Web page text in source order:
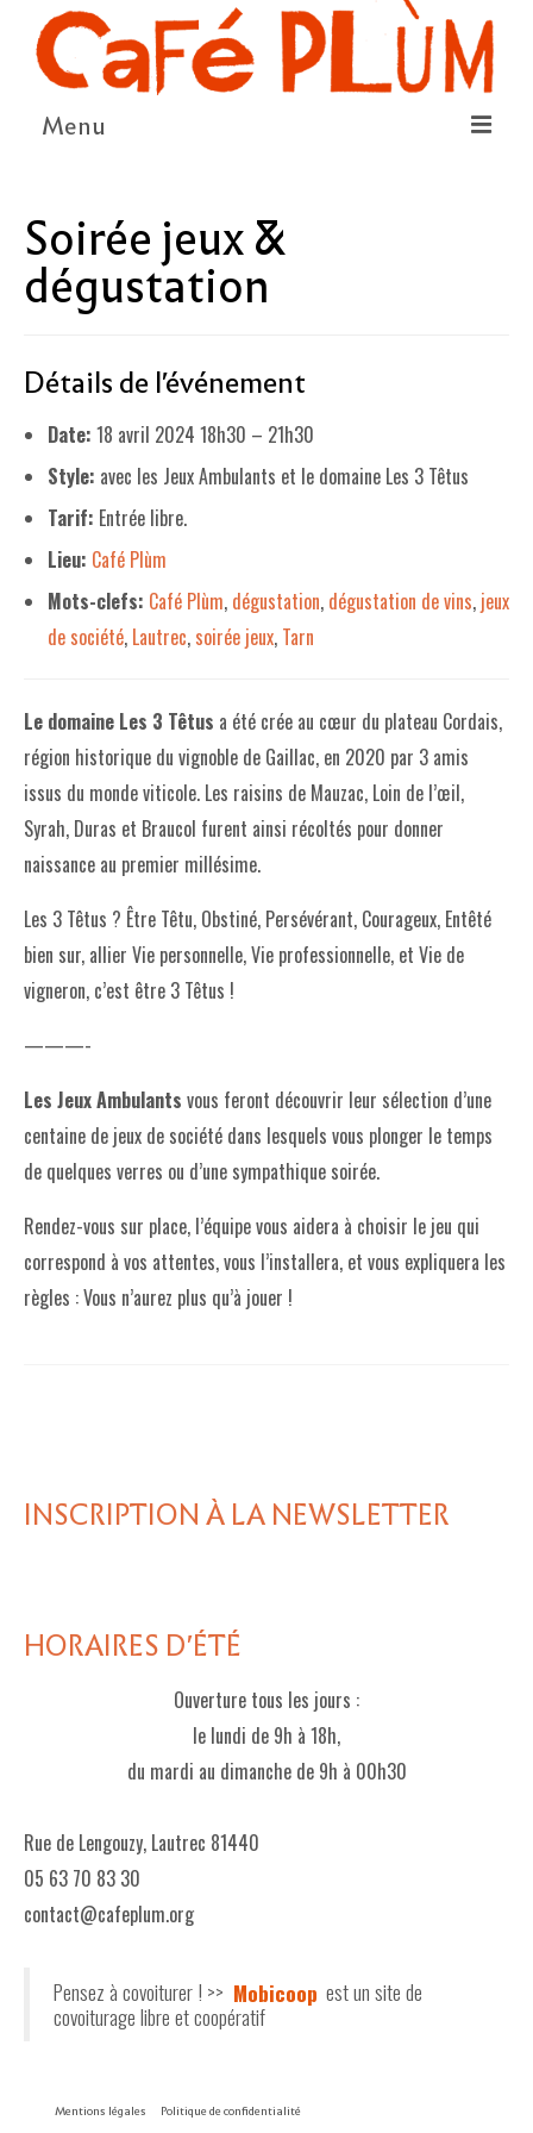
Menu
LA COOPÉRATIVE & L’ASSO
LE CONSEIL COOPÉRATIF
LE PROGRAMME
DÉTAIL DES ÉVÉNEMENTS
LA SAISON CULTURELLE
AMI·ES ARTISTES
LE CAFÉ/RESTO
LA CARTE
NOS FOURNISSEUR·EUSE·S
LA LIBRAIRIE
UNE LIBRAIRIE INDÉPENDANTE
COMMANDER UN LIVRE
LES EXPOSITIONS
Soirée jeux &
dégustation
Détails de l'événement
Date: 18 avril 2024 18h30 – 21h30
Style: avec les Jeux Ambulants et le domaine Les 3 Têtus
Tarif: Entrée libre.
Lieu: Café Plùm
Mots-clefs: Café Plùm, dégustation, dégustation de vins, jeux
de société, Lautrec, soirée jeux, Tarn
Le domaine Les 3 Têtus a été crée au cœur du plateau Cordais,
région historique du vignoble de Gaillac, en 2020 par 3 amis
issus du monde viticole. Les raisins de Mauzac, Loin de l’œil,
Syrah, Duras et Braucol furent ainsi récoltés pour donner
naissance au premier millésime.
Les 3 Têtus ? Être Têtu, Obstiné, Persévérant, Courageux, Entêté
bien sur, allier Vie personnelle, Vie professionnelle, et Vie de
vigneron, c’est être 3 Têtus !
———-
Les Jeux Ambulants vous feront découvrir leur sélection d’une
centaine de jeux de société dans lesquels vous plonger le temps
de quelques verres ou d’une sympathique soirée.
Rendez-vous sur place, l’équipe vous aidera à choisir le jeu qui
correspond à vos attentes, vous l’installera, et vous expliquera les
règles : Vous n’aurez plus qu’à jouer !
INSCRIPTION À LA NEWSLETTER
HORAIRES D'ÉTÉ
Ouverture tous les jours :
le lundi de 9h à 18h,
du mardi au dimanche de 9h à 00h30
Rue de Lengouzy, Lautrec 81440
05 63 70 83 30
contact@cafeplum.org
Pensez à covoiturer ! >> Mobicoop est un site de
covoiturage libre et coopératif
Mentions légales Politique de confidentialité